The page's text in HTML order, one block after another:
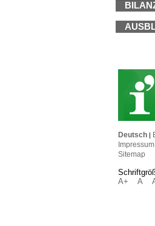
Deutsch |
Impressum
Sitemap
A+
A